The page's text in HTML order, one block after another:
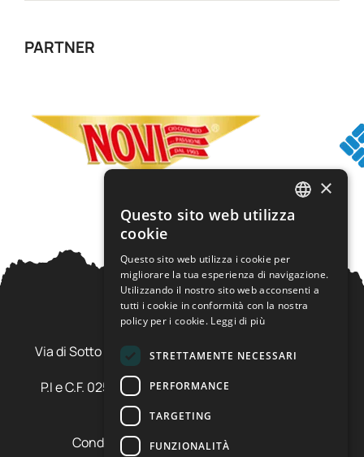
PARTNER
Via di Sotto Pila, 6 - 38026 Ossana (TN) Val di Sole
Trentino Alto Adige - Italia
P.I e C.F. 02577600220 - cap.soc. € 20.000,00 i.v.
Condizioni di vendita e cancellazione
×
Questo sito web utilizza
cookie
Questo sito web utilizza i cookie per
migliorare la tua esperienza di navigazione.
Utilizzando il nostro sito web acconsenti a
tutti i cookie in conformità con la nostra
policy per i cookie. Leggi di più
STRETTAMENTE NECESSARI
PERFORMANCE
TARGETING
FUNZIONALITÀ